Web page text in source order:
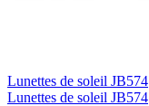
Lunettes de soleil JB574
Lunettes de soleil JB574